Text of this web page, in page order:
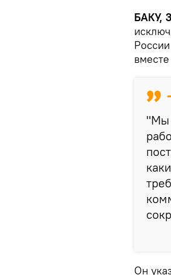
БАКУ,
"Мы
Он